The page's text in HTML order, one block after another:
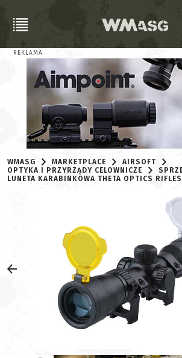
REKLAMA
WMASG MARKETPLACE
AIRSOFT
OPTYKA I PRZYRZĄDY CELOWNICZE
LUNETA KARABINKOWA THETA OPTICS